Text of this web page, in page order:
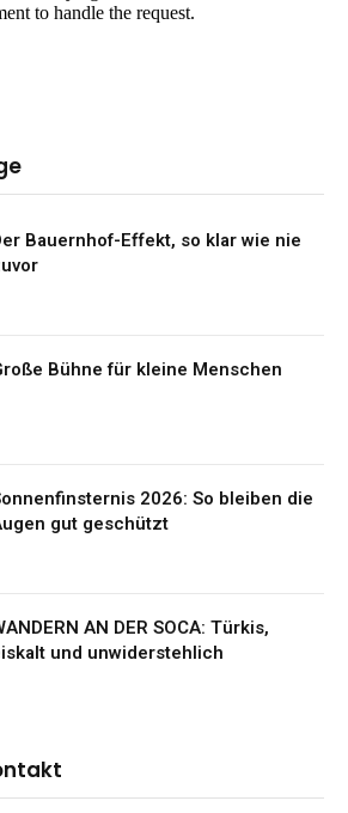
Bauernhof-Effekt, so klar wie nie
Bühne für kleine Menschen
2026: So bleiben die
gut geschützt
AN DER SOCA: Türkis,
und unwiderstehlich